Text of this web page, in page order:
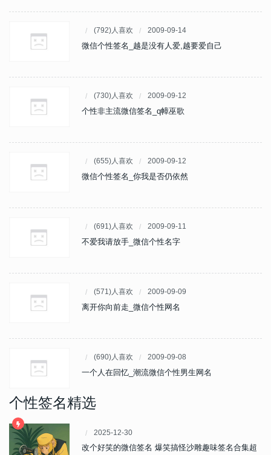
(792)人喜欢 2009-09-14
微信个性签名_越是没有人爱,越要爱自己
(730)人喜欢 2009-09-12
个性非主流微信签名_q幛巫歌
(655)人喜欢 2009-09-12
微信个性签名_你我是否仍依然
(691)人喜欢 2009-09-11
不爱我请放手_微信个性名字
(571)人喜欢 2009-09-09
离开你向前走_微信个性网名
(690)人喜欢 2009-09-08
一个人在回忆_潮流微信个性男生网名
个性签名精选
2025-12-30
改个好笑的微信签名 爆笑搞怪沙雕趣味签名合集超